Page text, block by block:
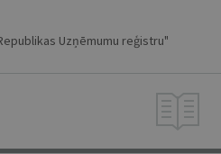
Uzņēmumu reģistru"